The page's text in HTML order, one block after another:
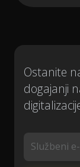
Ostanite
dogajanji
Službeni